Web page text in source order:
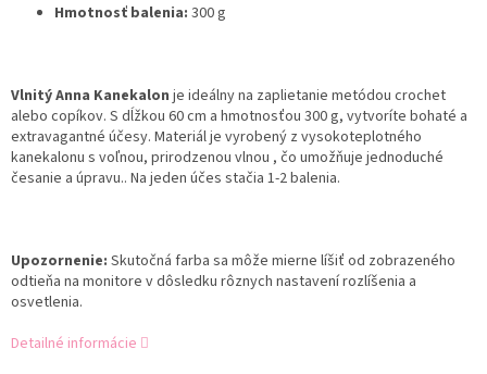
Hmotnosť balenia: 300 g
Vlnitý Anna Kanekalon je ideálny na zaplietanie metódou crochet
alebo copíkov. S dĺžkou 60 cm a hmotnosťou 300 g, vytvoríte bohaté a
extravagantné účesy. Materiál je vyrobený z vysokoteplotného
kanekalonu s voľnou, prirodzenou vlnou , čo umožňuje jednoduché
česanie a úpravu.. Na jeden účes stačia 1-2 balenia.
Upozornenie: Skutočná farba sa môže mierne líšiť od zobrazeného
odtieňa na monitore v dôsledku rôznych nastavení rozlíšenia a
osvetlenia.
Detailné informácie